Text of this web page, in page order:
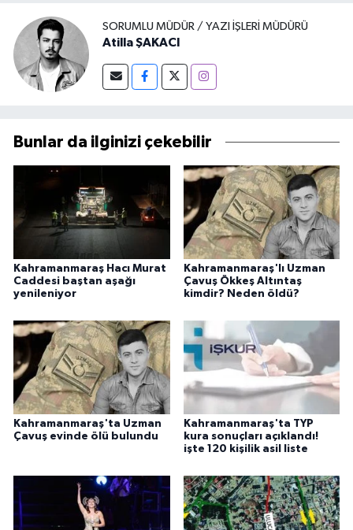
SORUMLU MÜDÜR / YAZI İŞLERI MÜDÜRÜ
Atilla ŞAKACI
Bunlar da ilginizi çekebilir
Kahramanmaraş Hacı Murat
Caddesi baştan aşağı
yenileniyor
Kahramanmaraş'lı Uzman
Çavuş Ökkeş Altıntaş
kimdir? Neden öldü?
Kahramanmaraş'ta Uzman
Çavuş evinde ölü bulundu
Kahramanmaraş'ta TYP
kura sonuçları açıklandı!
işte 120 kişilik asil liste